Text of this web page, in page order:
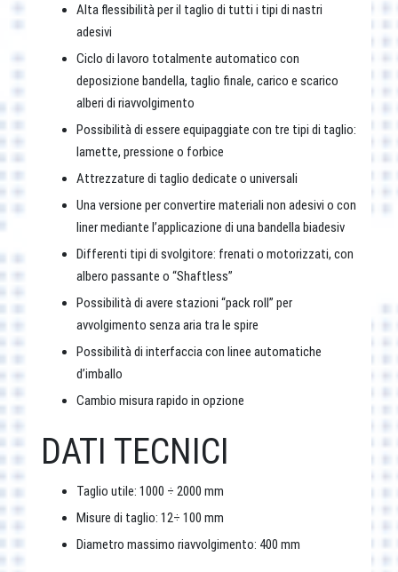
Alta flessibilità per il taglio di tutti i tipi di nastri
adesivi
Ciclo di lavoro totalmente automatico con
deposizione bandella, taglio finale, carico e scarico
alberi di riavvolgimento
Possibilità di essere equipaggiate con tre tipi di taglio:
lamette, pressione o forbice
Attrezzature di taglio dedicate o universali
Una versione per convertire materiali non adesivi o con
liner mediante l’applicazione di una bandella biadesiv
Differenti tipi di svolgitore: frenati o motorizzati, con
albero passante o “Shaftless”
Possibilità di avere stazioni “pack roll” per
avvolgimento senza aria tra le spire
Possibilità di interfaccia con linee automatiche
d’imballo
Cambio misura rapido in opzione
DATI TECNICI
Taglio utile: 1000 ÷ 2000 mm
Misure di taglio: 12÷ 100 mm
Diametro massimo riavvolgimento: 400 mm